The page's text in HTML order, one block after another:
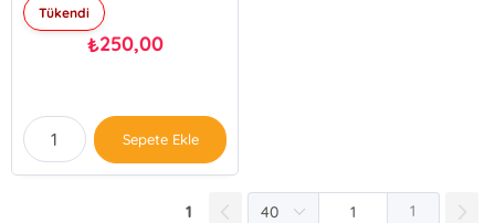
Tükendi
₺250,00
Sepete Ekle
1 1